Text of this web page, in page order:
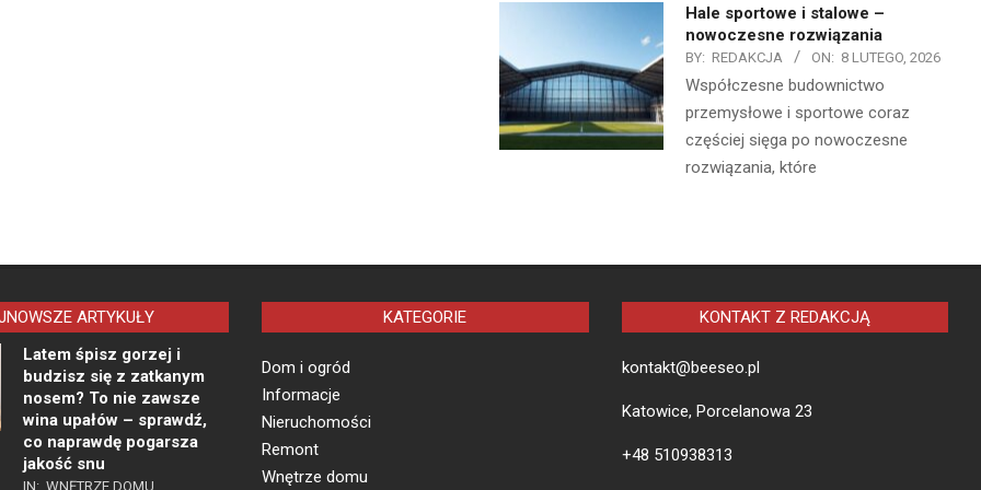
Hale sportowe i stalowe –
nowoczesne rozwiązania
BY: REDAKCJA ON: 8 LUTEGO, 2026
Współczesne budownictwo
przemysłowe i sportowe coraz
częściej sięga po nowoczesne
rozwiązania, które
ARTYKUŁY
Latem śpisz gorzej i
budzisz się z zatkanym
nosem? To nie zawsze
wina upałów – sprawdź,
co naprawdę pogarsza
jakość snu
IN: WNĘTRZE DOMU
KATEGORIE
Dom i ogród
Informacje
Nieruchomości
Remont
Wnętrze domu
KONTAKT Z REDAKCJĄ
kontakt@beeseo.pl
Katowice, Porcelanowa 23
+48 510938313